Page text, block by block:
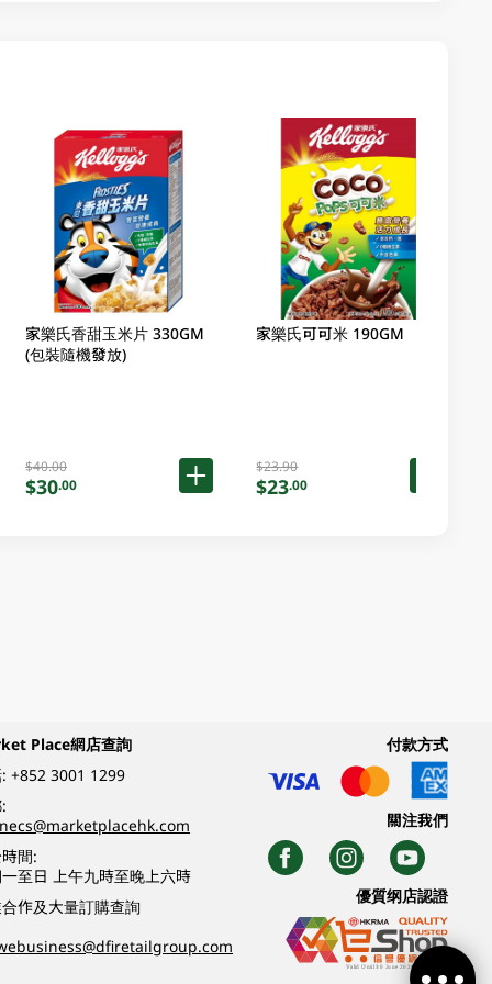
家樂氏香甜玉米片 330GM
(包裝隨機發放)
$40.00
$30.00
家樂氏可可米 190GM
$23.90
$23.00
Place網店查詢
:+852 3001 1299
間:
至日 上午九時至晚上六時
作及大量訂購查詢
付款方式
關注我們
優質纲店認證